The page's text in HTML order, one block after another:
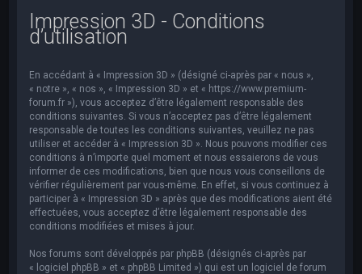
Impression 3D - Conditions
d’utilisation
En accédant à « Impression 3D » (désigné ci-après par « nous »,
« notre », « nos », « Impression 3D » et « https://www.premium-
forum.fr »), vous acceptez d’être légalement responsable des
conditions suivantes. Si vous n’acceptez pas d’être légalement
responsable de toutes les conditions suivantes, veuillez ne pas
utiliser et accéder à « Impression 3D ». Nous pouvons modifier ces
conditions à n’importe quel moment et nous essaierons de vous
informer de ces modifications, bien que nous vous conseillons de
vérifier régulièrement par vous-même. En effet, si vous continuez à
participer à « Impression 3D » après que des modifications aient été
effectuées, vous acceptez d’être légalement responsable des
conditions modifiées et mises à jour.
Nos forums sont développés par phpBB (désignés ci-après par
« logiciel phpBB » et « phpBB Limited ») qui est un logiciel de forum